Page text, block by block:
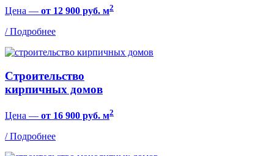
Цена — от 12 900 руб. м2
/ Подробнее
Строительство
кирпичных домов
Цена — от 16 900 руб. м2
/ Подробнее